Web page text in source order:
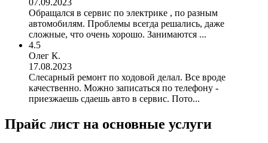
Обращался в сервис по электрике , по разным
автомобилям. Проблемы всегда решались, даже
сложные, что очень хорошо. Занимаются ...
4.5
Олег К.
17.08.2023
Слесарный ремонт по ходовой делал. Все вроде
качественно. Можно записаться по телефону -
приезжаешь сдаешь авто в сервис. Пото...
Прайс лист на основные услуги